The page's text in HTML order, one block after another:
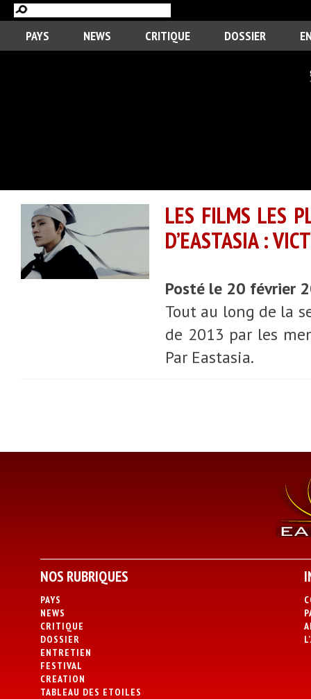
PAYS NEWS CRITIQUE DOSSIER
LES FILMS LES
D’EASTASIA :
Posté le 20 février
Tout au long de la
de 2013 par les
Par Eastasia.
NOS RUBRIQUES
PAYS
NEWS
CRITIQUE
DOSSIER
ENTRETIEN
FESTIVAL
CREATION
TABLEAU DES ETOILES